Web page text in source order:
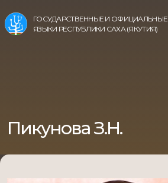
ГОСУДАРСТВЕННЫЕ И ОФИЦИАЛЬНЫЕ
ЯЗЫКИ РЕСПУБЛИКИ САХА (ЯКУТИЯ)
Пикунова З.Н.